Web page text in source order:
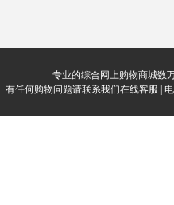
专业的综合网上购物商城数
有任何购物问题请联系我们在线客服 | 电